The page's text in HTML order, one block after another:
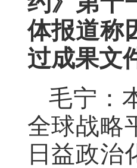
体报道称
过成果文
毛宁：
全球战略
日益政治